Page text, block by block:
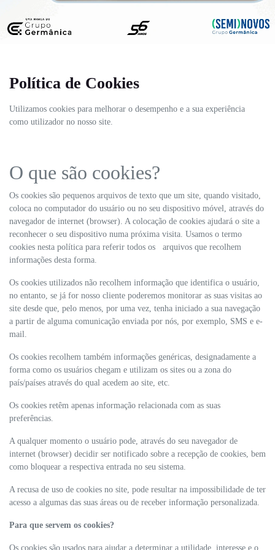
Política de Cookies
Utilizamos cookies para melhorar o desempenho e a sua experiência
como utilizador no nosso site.
O que são cookies?
Os cookies são pequenos arquivos de texto que um site, quando visitado,
coloca no computador do usuário ou no seu dispositivo móvel, através do
navegador de internet (browser). A colocação de cookies ajudará o site a
reconhecer o seu dispositivo numa próxima visita. Usamos o termo
cookies nesta política para referir todos os arquivos que recolhem
informações desta forma.
Os cookies utilizados não recolhem informação que identifica o usuário,
no entanto, se já for nosso cliente poderemos monitorar as suas visitas ao
site desde que, pelo menos, por uma vez, tenha iniciado a sua navegação
a partir de alguma comunicação enviada por nós, por exemplo, SMS e e-
mail.
Os cookies recolhem também informações genéricas, designadamente a
forma como os usuários chegam e utilizam os sites ou a zona do
país/países através do qual acedem ao site, etc.
Os cookies retêm apenas informação relacionada com as suas
preferências.
A qualquer momento o usuário pode, através do seu navegador de
internet (browser) decidir ser notificado sobre a recepção de cookies, bem
como bloquear a respectiva entrada no seu sistema.
A recusa de uso de cookies no site, pode resultar na impossibilidade de ter
acesso a algumas das suas áreas ou de receber informação personalizada.
Para que servem os cookies?
Os cookies são usados para ajudar a determinar a utilidade, interesse e o